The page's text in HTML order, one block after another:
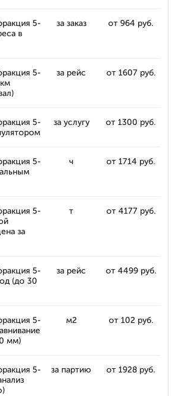
5-
в
за заказ от 964 руб.
5-
за рейс от 1607 руб.
5-
за услугу от 1300 руб.
5-
ч от 1714 руб.
5-
за
т от 4177 руб.
5-
(до 30
за рейс от 4499 руб.
5-
мм)
м2 от 102 руб.
5-
за партию от 1928 руб.